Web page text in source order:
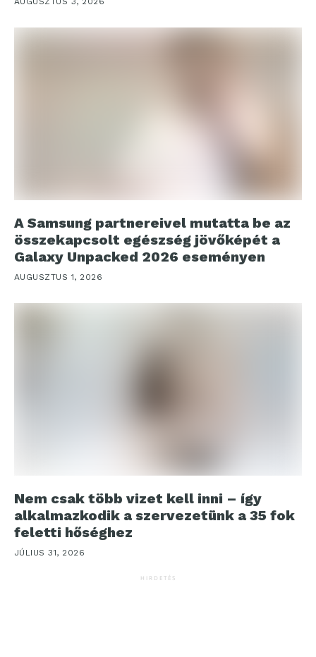
A Samsung partnereivel mutatta be az
összekapcsolt egészség jövőképét a
Galaxy Unpacked 2026 eseményen
AUGUSZTUS 1, 2026
Nem csak több vizet kell inni – így
alkalmazkodik a szervezetünk a 35 fok
feletti hőséghez
JÚLIUS 31, 2026
HIRDETÉS